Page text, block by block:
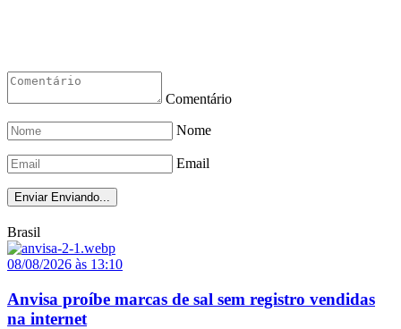
Comentário
Nome
Email
Enviar Enviando...
Brasil
08/08/2026 às 13:10
Anvisa proíbe marcas de sal sem registro vendidas
na internet